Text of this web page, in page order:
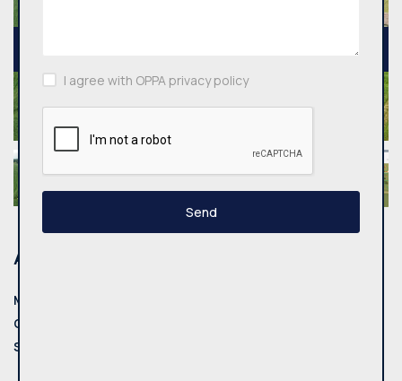
Address
Municipality:
County:
Street:
I agree with OPPA privacy policy
Send